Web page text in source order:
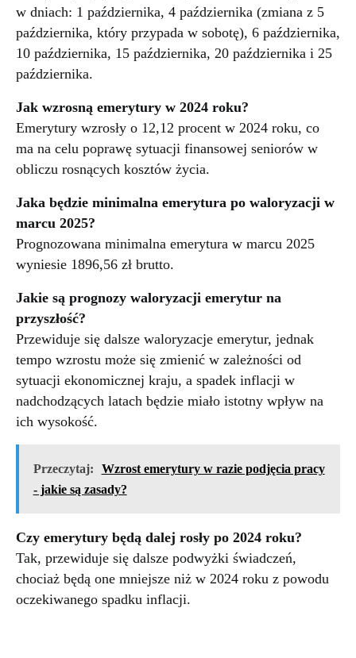
w dniach: 1 października, 4 października (zmiana z 5
października, który przypada w sobotę), 6 października,
10 października, 15 października, 20 października i 25
października.
Jak wzrosną emerytury w 2024 roku?
Emerytury wzrosły o 12,12 procent w 2024 roku, co
ma na celu poprawę sytuacji finansowej seniorów w
obliczu rosnących kosztów życia.
Jaka będzie minimalna emerytura po waloryzacji w
marcu 2025?
Prognozowana minimalna emerytura w marcu 2025
wyniesie 1896,56 zł brutto.
Jakie są prognozy waloryzacji emerytur na
przyszłość?
Przewiduje się dalsze waloryzacje emerytur, jednak
tempo wzrostu może się zmienić w zależności od
sytuacji ekonomicznej kraju, a spadek inflacji w
nadchodzących latach będzie miało istotny wpływ na
ich wysokość.
Przeczytaj:
Wzrost emerytury w razie podjęcia pracy
- jakie są zasady?
Czy emerytury będą dalej rosły po 2024 roku?
Tak, przewiduje się dalsze podwyżki świadczeń,
chociaż będą one mniejsze niż w 2024 roku z powodu
oczekiwanego spadku inflacji.